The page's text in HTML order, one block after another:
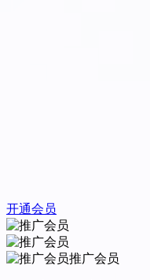
开通会员
推广会员